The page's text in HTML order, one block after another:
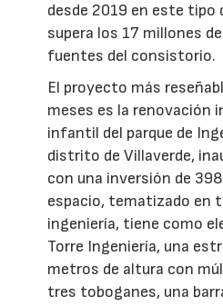
desde 2019 en este tipo
supera los 17 millones
fuentes del consistorio.
El proyecto más
meses es la renovación
infantil del parque de
distrito de Villaverde,
con una inversión de
espacio, tematizado en
ingeniería, tiene como
Torre Ingeniería, una
metros de altura con
tres toboganes, una